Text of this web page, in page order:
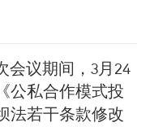
会议期间，3月24
公私合作模式投
法若干条款修改